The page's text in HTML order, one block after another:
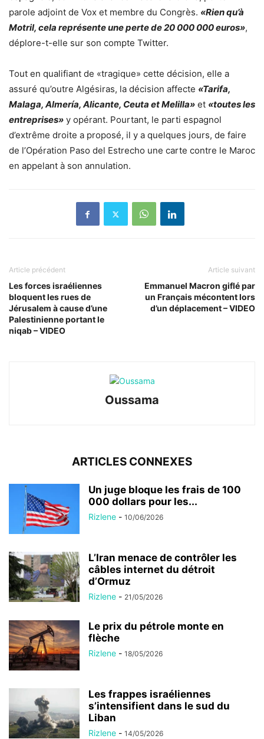
parole adjoint de Vox et membre du Congrès. «Rien qu’à
Motril, cela représente une perte de 20 000 000 euros»,
déplore-t-elle sur son compte Twitter.
Tout en qualifiant de «tragique» cette décision, elle a
assuré qu’outre Algésiras, la décision affecte «Tarifa,
Malaga, Almería, Alicante, Ceuta et Melilla» et «toutes les
entreprises» y opérant. Pourtant, le parti espagnol
d’extrême droite a proposé, il y a quelques jours, de faire
de l’Opération Paso del Estrecho une carte contre le Maroc
en appelant à son annulation.
Article précédent
Les forces israéliennes
bloquent les rues de
Jérusalem à cause d’une
Palestinienne portant le
niqab – VIDEO
Article suivant
Emmanuel Macron giflé par
un Français mécontent lors
d’un déplacement – VIDEO
Oussama
ARTICLES CONNEXES
Un juge bloque les frais de 100
000 dollars pour les...
Rizlene - 10/06/2026
L’Iran menace de contrôler les
câbles internet du détroit
d’Ormuz
Rizlene - 21/05/2026
Le prix du pétrole monte en
flèche
Rizlene - 18/05/2026
Les frappes israéliennes
s’intensifient dans le sud du
Liban
Rizlene - 14/05/2026